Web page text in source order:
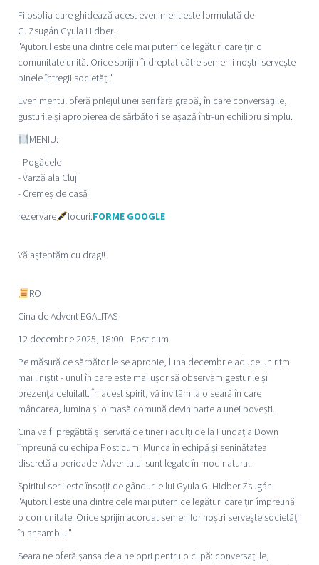
Filosofia care ghidează acest eveniment este formulată de
G. Zsugán Gyula Hidber:
"Ajutorul este una dintre cele mai puternice legături care țin o
comunitate unită. Orice sprijin îndreptat către semenii noștri servește
binele întregii societăți."
Evenimentul oferă prilejul unei seri fără grabă, în care conversațiile,
gusturile și apropierea de sărbători se așază într-un echilibru simplu.
MENIU:
- Pogăcele
- Varză ala Cluj
- Cremeș de casă
rezervare
locuri:FORME GOOGLE
Vă așteptăm cu drag!!
RO
Cina de Advent EGALITAS
12 decembrie 2025, 18:00 - Posticum
Pe măsură ce sărbătorile se apropie, luna decembrie aduce un ritm
mai liniștit - unul în care este mai ușor să observăm gesturile și
prezența celuilalt. În acest spirit, vă invităm la o seară în care
mâncarea, lumina și o masă comună devin parte a unei povești.
Cina va fi pregătită și servită de tinerii adulți de la Fundația Down
împreună cu echipa Posticum. Munca în echipă și seninătatea
discretă a perioadei Adventului sunt legate în mod natural.
Spiritul serii este însoțit de gândurile lui Gyula G. Hidber Zsugán:
"Ajutorul este una dintre cele mai puternice legături care țin împreună
o comunitate. Orice sprijin acordat semenilor noștri servește societății
în ansamblu."
Seara ne oferă șansa de a ne opri pentru o clipă: conversațiile,